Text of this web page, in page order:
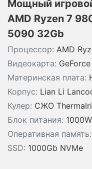
Мощный
AMD Ryzen 7
5090 32Gb
Процессор: AMD
Видеокарта:
Материнская плата:
Корпус: Lian Li
Кулер: СЖО
Блок питания:
Оперативная память:
SSD: 1000Gb NVMe